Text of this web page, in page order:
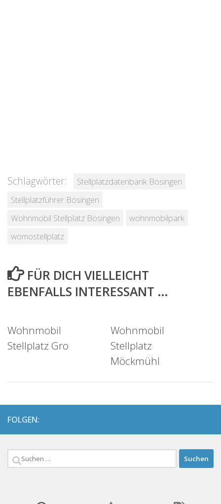
Schlagwörter:
Stellplatzdatenbank Bösingen
Stellplatzführer Bösingen
Wohnmobil Stellplatz Bösingen
wohnmobilpark
womostellplatz
FÜR DICH VIELLEICHT
EBENFALLS INTERESSANT …
Wohnmobil
Stellplatz Gro
Wohnmobil
Stellplatz
Möckmühl
FOLGEN:
Suchen